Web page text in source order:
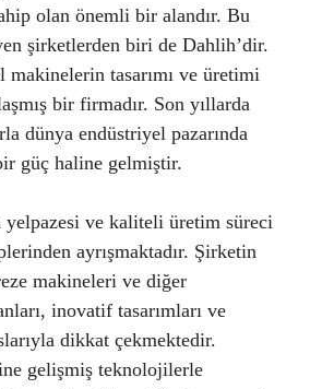
olan önemli bir alandır. Bu
şirketlerden biri de Dahlih’dir.
tasarımı ve üretimi
bir firmadır. Son yıllarda
dünya endüstriyel pazarında
güç haline gelmiştir.
ve kaliteli üretim süreci
ayrışmaktadır. Şirketin
makineleri ve diğer
inovatif tasarımları ve
dikkat çekmektedir.
gelişmiş teknolojilerle